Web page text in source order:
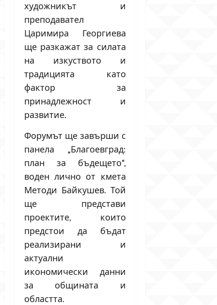
художникът и
преподавател
Царимира Георгиева
ще разкажат за силата
на изкуството и
традицията като
фактор за
принадлежност и
развитие.
Форумът ще завърши с
панела „Благоевград:
план за бъдещето“,
воден лично от кмета
Методи Байкушев. Той
ще представи
проектите, които
предстои да бъдат
реализирани и
актуални
икономически данни
за общината и
областта.